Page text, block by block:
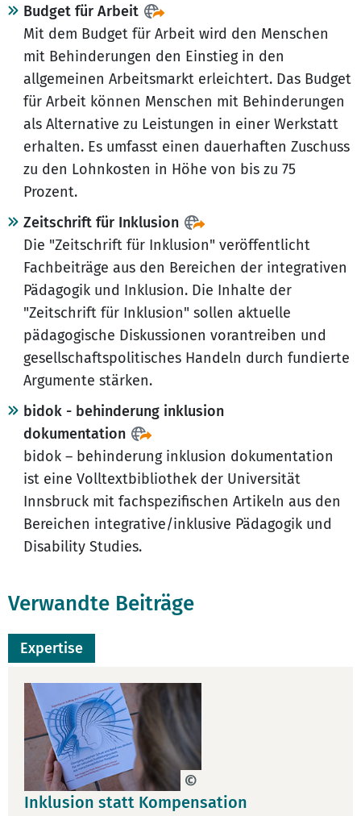
Budget für Arbeit
Mit dem Budget für Arbeit wird den Menschen
mit Behinderungen den Einstieg in den
allgemeinen Arbeitsmarkt erleichtert. Das Budget
für Arbeit können Menschen mit Behinderungen
als Alternative zu Leistungen in einer Werkstatt
erhalten. Es umfasst einen dauerhaften Zuschuss
zu den Lohnkosten in Höhe von bis zu 75
Prozent.
Zeitschrift für Inklusion
Die "Zeitschrift für Inklusion" veröffentlicht
Fachbeiträge aus den Bereichen der integrativen
Pädagogik und Inklusion. Die Inhalte der
"Zeitschrift für Inklusion" sollen aktuelle
pädagogische Diskussionen vorantreiben und
gesellschaftspolitisches Handeln durch fundierte
Argumente stärken.
bidok - behinderung inklusion
dokumentation
bidok – behinderung inklusion dokumentation
ist eine Volltextbibliothek der Universität
Innsbruck mit fachspezifischen Artikeln aus den
Bereichen integrative/inklusive Pädagogik und
Disability Studies.
Verwandte Beiträge
Expertise
Inklusion statt Kompensation